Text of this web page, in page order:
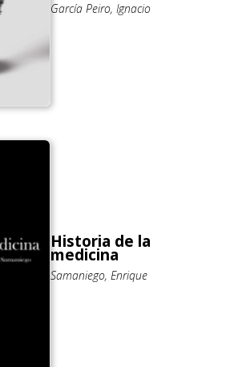
García Peiro, Ignacio
Historia de la
medicina
Samaniego, Enrique